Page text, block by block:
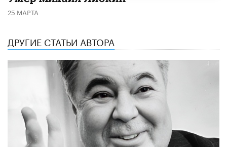
25 МАРТА
ДРУГИЕ СТАТЬИ АВТОРА